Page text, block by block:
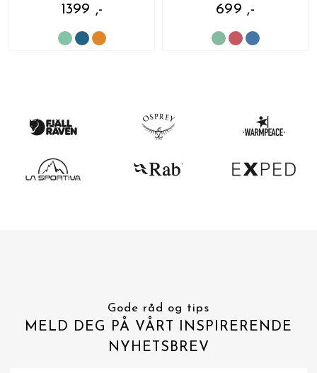
1399 ,- 699 ,-
Gode råd og tips
MELD DEG PÅ VÅRT INSPIRERENDE
NYHETSBREV